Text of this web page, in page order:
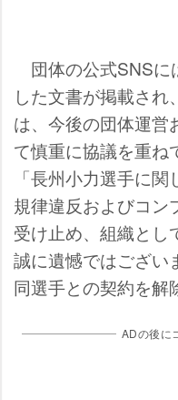
団体の公式SNSに
した文書が掲載さ
は、今後の団体運営
て慎重に協議を重ね
「長州小力選手に
規律違反およびコン
受け止め、組織とし
誠に遺憾ではござい
同選手との契約を解
ADの後に